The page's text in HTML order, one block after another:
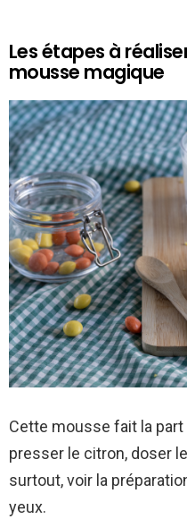
Les étapes à
mousse magique
Cette mousse fait la part
presser le citron, doser
surtout, voir la
yeux.